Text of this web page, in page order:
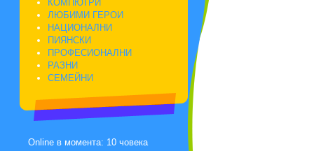
КОМПЮТРИ
ЛЮБИМИ ГЕРОИ
НАЦИОНАЛНИ
ПИЯНСКИ
ПРОФЕСИОНАЛНИ
РАЗНИ
СЕМЕЙНИ
Online в момента: 10 човека